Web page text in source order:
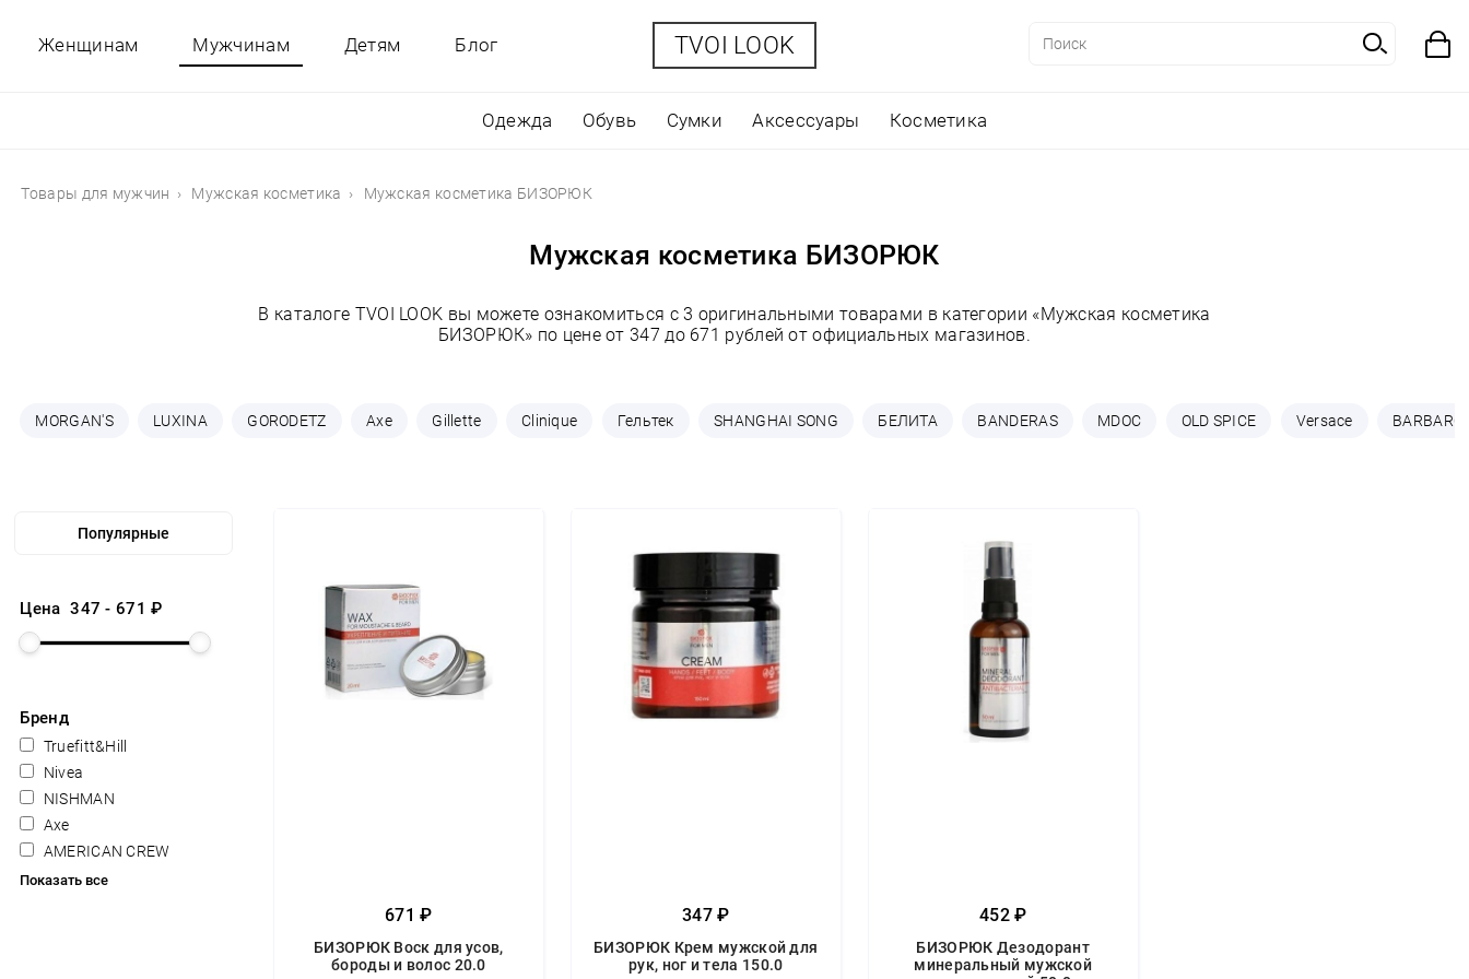
Женщинам Мужчинам
Одежда Обувь Сумки Аксессуары Косметика
Детям Блог TVOI LOOK
Товары для мужчин Мужская косметика Мужская косметика БИЗОРЮК
Мужская косметика БИЗОРЮК
В каталоге TVOI LOOK вы можете ознакомиться с 3 оригинальными товарами в категории «Мужская косметика
БИЗОРЮК» по цене от 347 до 671 рублей от официальных магазинов.
MORGAN'S LUXINA GORODETZ Axe Gillette Clinique Гельтек SHANGHAI SONG БЕЛИТА BANDERAS MDOC OLD SPICE Versace
Цена347 -671 ₽
Бренд
Truefitt&Hill
Nivea
NISHMAN
Axe
AMERICAN CREW
Показать все
671 ₽
БИЗОРЮК Воск для усов,
бороды и волос 20.0
347 ₽
БИЗОРЮК Крем мужской для
рук, ног и тела 150.0
452 ₽
БИЗОРЮК Дезодорант
минеральный мужской